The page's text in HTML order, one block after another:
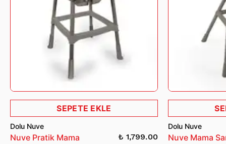
SEPETE EKLE
Dolu Nuve
Nuve Pratik Mama
₺ 1,799.00
Dolu Nuve
Nuve Mama